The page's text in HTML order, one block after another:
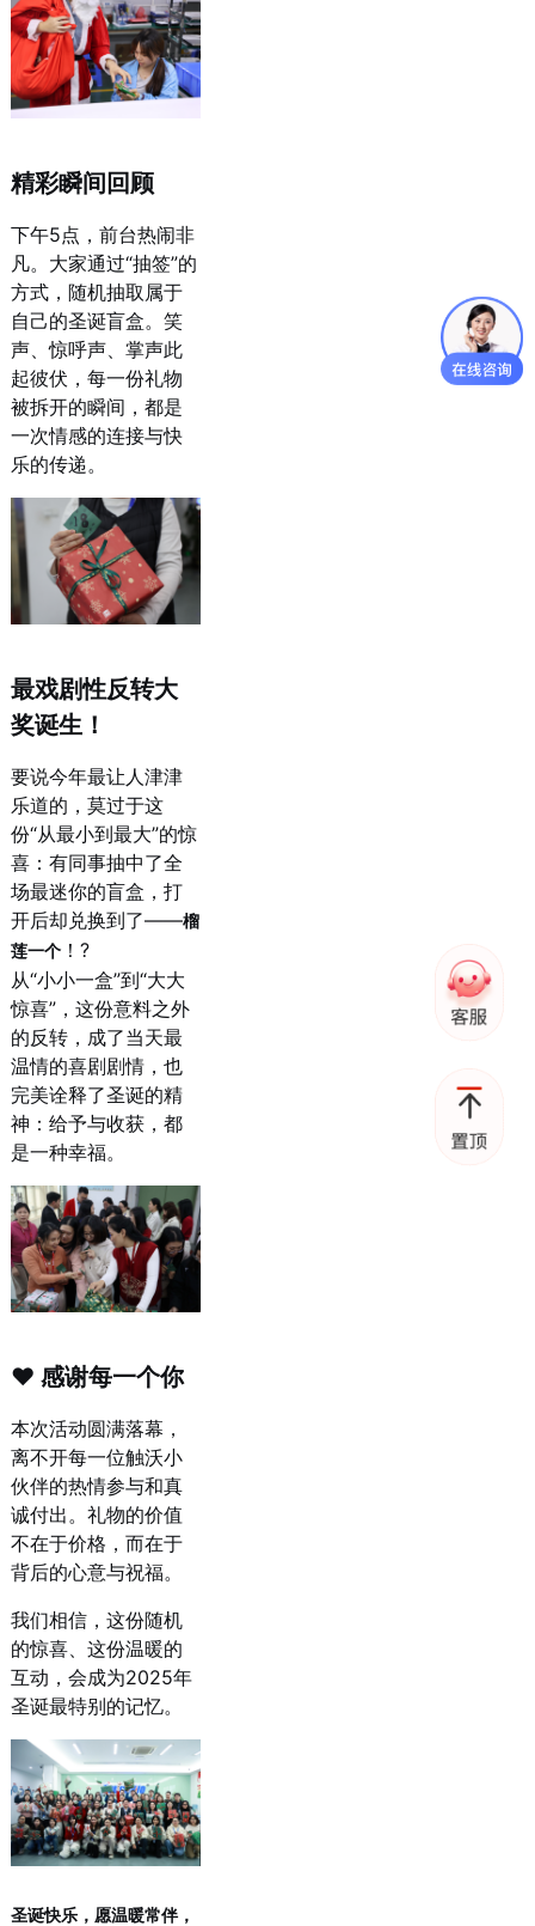
精彩瞬间回顾
下午5点，前台热闹非
凡。大家通过“抽签”的
方式，随机抽取属于
自己的圣诞盲盒。笑
声、惊呼声、掌声此
起彼伏，每一份礼物
被拆开的瞬间，都是
一次情感的连接与快
乐的传递。
最戏剧性反转大
奖诞生！
要说今年最让人津津
乐道的，莫过于这
份“从最小到最大”的惊
喜：有同事抽中了全
场最迷你的盲盒，打
开后却兑换到了——榴
莲一个！?
从“小小一盒”到“大大
惊喜”，这份意料之外
的反转，成了当天最
温情的喜剧剧情，也
完美诠释了圣诞的精
神：给予与收获，都
是一种幸福。
❤ 感谢每一个你
本次活动圆满落幕，
离不开每一位触沃小
伙伴的热情参与和真
诚付出。礼物的价值
不在于价格，而在于
背后的心意与祝福。
我们相信，这份随机
的惊喜、这份温暖的
互动，会成为2025年
圣诞最特别的记忆。
圣诞快乐，愿温暖常伴，